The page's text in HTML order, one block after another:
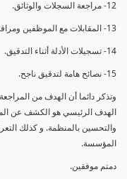
12- مراجعة السجلات والوثائق.
13- المقابلات مع الموظفين ومراقبة الانشطة والمرافق.
14- تسجيلات الأدلة أثناء التدقيق.
15- نصائح هامة لتدقيق ناجح.
وتذكر دائما أن الهدف من
الهدف الرئيسي هو الكشف عن
والتحسين بالمنظمة. و كذلك
المؤسسة.
دمتم موفقين.